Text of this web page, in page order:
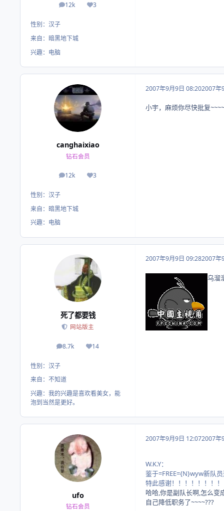
12k
帖子 3
荣誉积分
性别： 汉子
来自： 暗黑地下城
兴趣： 电脑
canghaixiao
钻石会员
12k
帖子 3
荣誉积分
性别： 汉子
来自： 暗黑地下城
兴趣： 电脑
2007年9月9日 08:202007年
小宇，麻烦你尽快批复
死了都要钱
网站版主
8.7k
帖子 14
荣誉积分
性别： 汉子
来自： 不知道
兴趣： 我的兴趣是喜欢看美女，能
泡到当然是更好。
2007年9月9日 09:282007年
乌溜
ufo
钻石会员
2007年9月9日 12:072007年
W.K.Y：
鉴于=FREE={N}wyw新队
特此感谢！！！！！！！！
哈哈,你是副队长啊,怎么变
自己降低职务了~~~~???